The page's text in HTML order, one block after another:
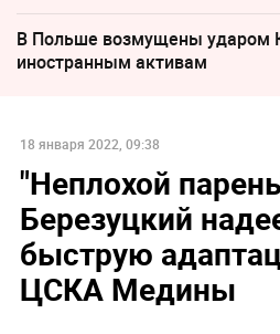
В Польше возмущены ударом
иностранным активам
18 января 2022, 09:38
"Неплохой
Березуцкий
быструю
ЦСКА Медины